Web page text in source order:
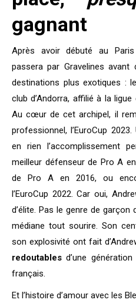
gagnant
Après avoir débuté au
passera par Gravelines
destinations plus exotiques :
club d’Andorra, affilié à la
Au cœur de cet archipel, il
professionnel, l’EuroCup
en rien l’accomplissement
meilleur défenseur de Pro A
de Pro A en 2016, ou
l’EuroCup 2022. Car oui,
d’élite. Pas le genre de
médiane tout sourire. Son
son explosivité ont fait
redoutables d’une
français.
Et l’histoire d’amour avec les